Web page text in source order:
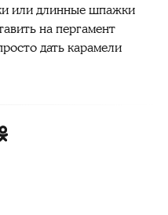
или длинные шпажки
на пергамент
дать карамели